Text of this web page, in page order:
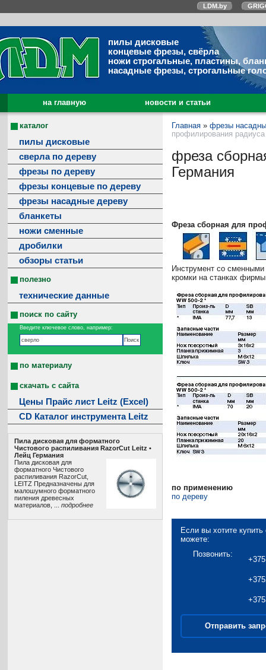
LDM.by
пилы дисковые
концевые фрезы, свёрла
ножи строгальные, пластины,
насадные фрезы, строгальные
на главную новости и статьи
каталог
пилы дисковые
сверла по дереву
фрезы по дереву
фрезы концевые по дереву
фрезы насадные дереву
бланкеты
ножи сменные
дробилки
обзоры статьи
полезно
технические данные
поиск по сайту
Введите ключевое слово, например:
по материалу
скачать с сайта
Цены Прайс лист Leitz (Excel)
CD Каталог инструмента Leitz
Пила дисковая для форматного
Чистового распиливания RazorCut Leitz •
Лeйц Германия
Пила дисковая для
форматного Чистового
распиливания RazorCut,
LEITZ Предназначены для
малошумного форматного
пиления древесных
материалов, ... подробнее
Главная » фрезы
профилирования
фреза
Германия
Фреза сборная для
Инструмент со
кромки на станках
по применению
по дереву
Если вы хотите
можете:
Позвонить:
Отправить